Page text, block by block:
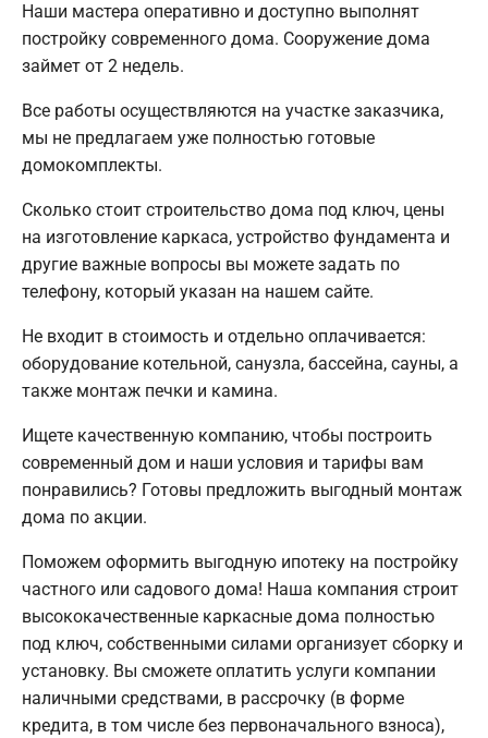
Наши мастера оперативно и доступно выполнят
постройку современного дома. Сооружение дома
займет от 2 недель.
Все работы осуществляются на участке заказчика,
мы не предлагаем уже полностью готовые
домокомплекты.
Сколько стоит строительство дома под ключ, цены
на изготовление каркаса, устройство фундамента и
другие важные вопросы вы можете задать по
телефону, который указан на нашем сайте.
Не входит в стоимость и отдельно оплачивается:
оборудование котельной, санузла, бассейна, сауны, а
также монтаж печки и камина.
Ищете качественную компанию, чтобы построить
современный дом и наши условия и тарифы вам
понравились? Готовы предложить выгодный монтаж
дома по акции.
Поможем оформить выгодную ипотеку на постройку
частного или садового дома! Наша компания строит
высококачественные каркасные дома полностью
под ключ, собственными силами организует сборку и
установку. Вы сможете оплатить услуги компании
наличными средствами, в рассрочку (в форме
кредита, в том числе без первоначального взноса),